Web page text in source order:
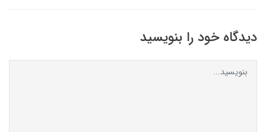
دیدگاه خود را بنویسید